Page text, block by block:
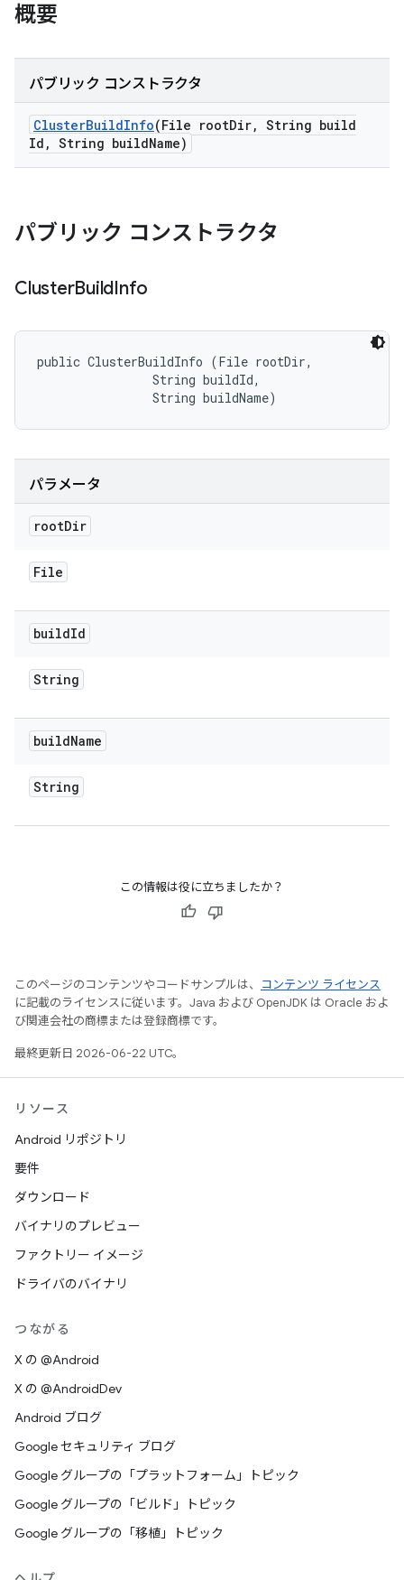
概要
パブリック コンストラクタ
ClusterBuildInfo(File rootDir, String build
Id , String buildName)
パブリック コンストラクタ
ClusterBuildInfo
public ClusterBuildInfo (File rootDir,
                String buildId,
                String buildName)
パラメータ
rootDir
File
buildId
String
buildName
String
この情報は役に立ちましたか？
このページのコンテンツやコードサンプルは、
コンテンツ ライセンス
に記載のライセンスに従います。Java および OpenJDK は Oracle およ
び関連会社の商標または登録商標です。
最終更新日 2026-06-22 UTC。
リソース
Android リポジトリ
要件
ダウンロード
バイナリのプレビュー
ファクトリー イメージ
ドライバのバイナリ
つながる
X の @Android
X の @AndroidDev
Android ブログ
Google セキュリティ ブログ
Google グループの「プラットフォーム」トピック
Google グループの「ビルド」トピック
Google グループの「移植」トピック